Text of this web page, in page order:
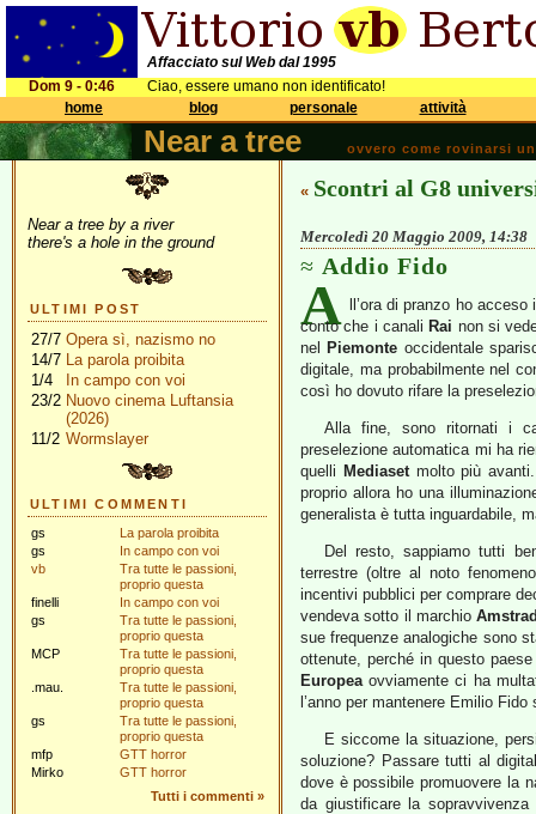
Affacciato sul Web dal 1995
Dom 9 - 0:46
Ciao, essere umano non identificato!
home
blog personale attività
Near a tree ovvero come rovinarsi
Near a tree by a river
there's a hole in the ground
ULTIMI POST
27/7 Opera sì, nazismo no
14/7 La parola proibita
1/4
In campo con voi
23/2 Nuovo cinema Luftansia
(2026)
11/2 Wormslayer
ULTIMI COMMENTI
gs
La parola proibita
gs
In campo con voi
vb
Tra tutte le passioni,
proprio questa
finelli
In campo con voi
gs
Tra tutte le passioni,
proprio questa
MCP
Tra tutte le passioni,
proprio questa
.mau.
Tra tutte le passioni,
proprio questa
gs
Tra tutte le passioni,
proprio questa
mfp
GTT horror
Mirko
GTT horror
Tutti i commenti »
« Scontri al G8
Mercoledì 20 Maggio 2009, 14:38
Addio Fido
A
ll’ora di pranzo ho
conto che i canali Rai non si
nel
Piemonte occidentale
digitale, ma probabilmente nel
così ho dovuto rifare la
Alla fine, sono ritornati i
preselezione automatica mi ha
quelli Mediasetmolto più
proprio allora ho una
generalista è tutta inguardabile,
Del resto, sappiamo tutti
terrestre (oltre al noto
incentivi pubblici per comprare
vendeva sotto il marchio
sue frequenze analogiche sono
ottenute, perché in questo
Europeaovviamente ci ha
l’anno per mantenere Emilio Fido
E siccome la situazione,
soluzione? Passare tutti al
dove è possibile promuovere la
da giustificare la